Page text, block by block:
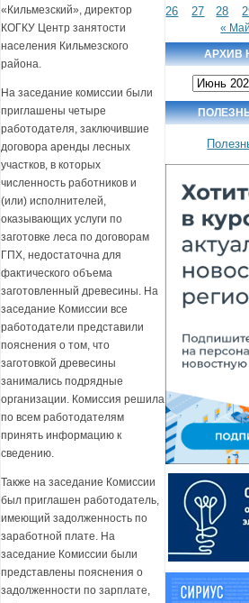
«Кильмезский», директор
КОГКУ Центр занятости
населения Кильмезского
района.
На заседание комиссии были
приглашены четыре
работодателя, заключившие
договора аренды лесных
участков, в которых
численность работников и
(или) исполнителей,
оказывающих услуги по
заготовке леса по договорам
ГПХ, недостаточна для
фактического объема
заготовленный древесины. На
заседание Комиссии все
работодатели представили
пояснения о том, что
заготовкой древесины
занимались подрядные
организации. Комиссия решила
по всем работодателям
принять информацию к
сведению.
Также на заседание Комиссии
был приглашен работодатель,
имеющий задолженность по
заработной плате. На
заседание Комиссии были
представлены пояснения о
задолженности по зарплате,
26
27 28
«
АРХИВ
Архив
новостей